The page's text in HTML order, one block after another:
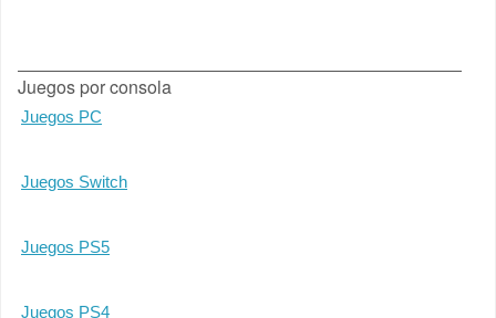
Juegos por consola
Juegos PC
Juegos Switch
Juegos PS5
Juegos PS4